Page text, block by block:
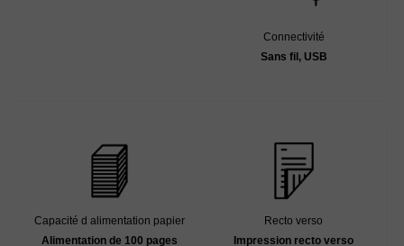
Connectivité
Sans fil, USB
Capacité d alimentation papier
Alimentation de 100 pages
Recto verso
Impression recto verso